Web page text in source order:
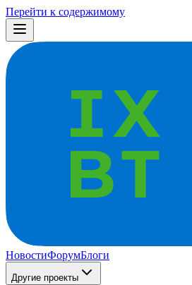
Перейти к содержимому
НовостиФорумБлоги
Другие проекты